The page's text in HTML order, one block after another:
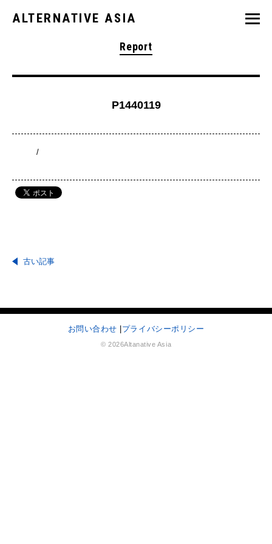
ALTERNATIVE ASIA
Report
P1440119
/
古い記事
お問い合わせ プライバシーポリシー
© 2026Altanative Asia